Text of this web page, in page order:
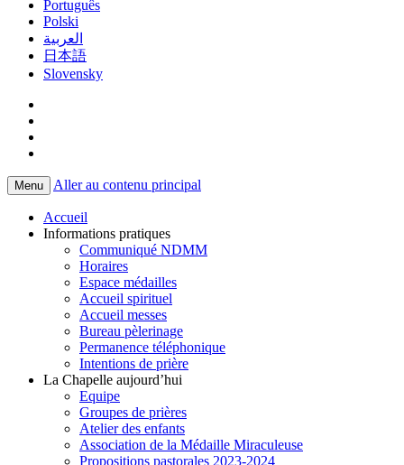
Português
Polski
العربية
日本語
Slovensky
Menu Aller au contenu principal
Accueil
Informations pratiques
Communiqué NDMM
Horaires
Espace médailles
Accueil spirituel
Accueil messes
Bureau pèlerinage
Permanence téléphonique
Intentions de prière
La Chapelle aujourd’hui
Equipe
Groupes de prières
Atelier des enfants
Association de la Médaille Miraculeuse
Propositions pastorales 2023-2024